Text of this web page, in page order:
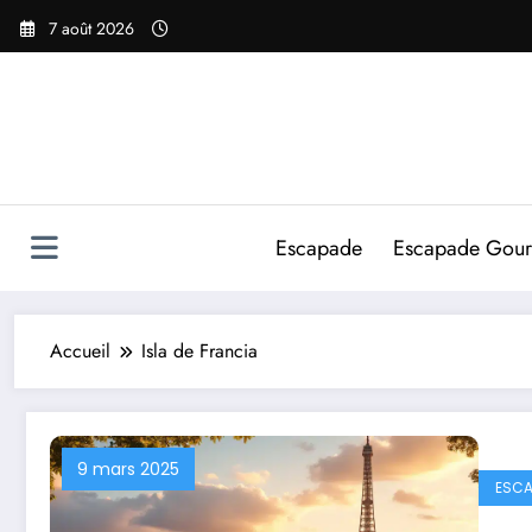
Aller
7 août 2026
Escapade Escapade
Accueil Isla de Francia
9 mars 2025